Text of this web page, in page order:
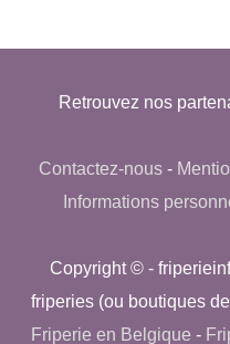
Retrouvez nos
Contactez-nous-
Informations
Copyright © -
friperies (ou boutiques
Friperie en Belgique -